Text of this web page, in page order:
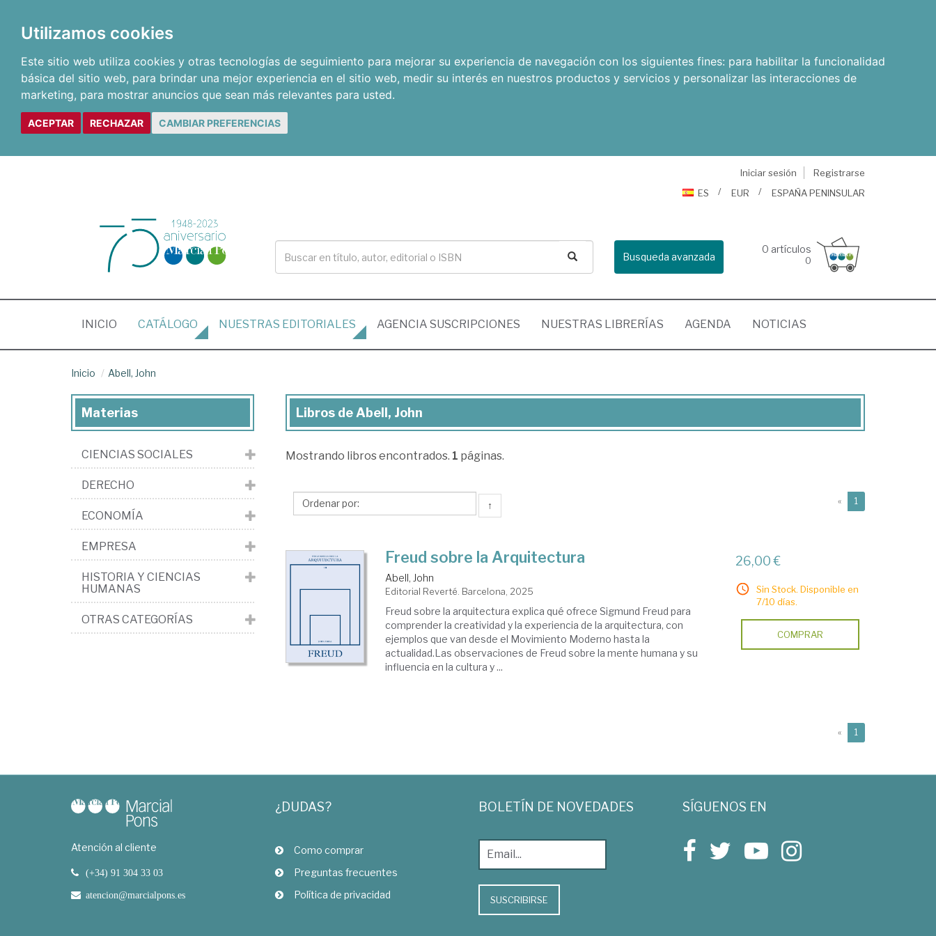
Utilizamos cookies
Este sitio web utiliza cookies y otras tecnologías de seguimiento para mejorar su experiencia de navegación con los siguientes fines: para habilitar la funcionalidad
básica del sitio web, para brindar una mejor experiencia en el sitio web, medir su interés en nuestros productos y servicios y personalizar las interacciones de
marketing, para mostrar anuncios que sean más relevantes para usted.
ACEPTAR RECHAZAR CAMBIAR PREFERENCIAS
Iniciar sesión
Registrarse
ES
EUR ESPAÑA PENINSULAR
Busqueda avanzada
0 artículos
0
INICIO (CURRENT)
CATÁLOGO NUESTRAS EDITORIALES AGENCIA SUSCRIPCIONES NUESTRAS LIBRERÍAS AGENDA NOTICIAS
Inicio Abell, John
Libros
Abell,
Libros de Abell, John
Mostrando libros encontrados. 1 páginas.
↑ « 1
Freud sobre la Arquitectura
Abell, John
Editorial Reverté. Barcelona, 2025
Freud sobre la arquitectura explica qué ofrece Sigmund Freud para
comprender la creatividad y la experiencia de la arquitectura, con
ejemplos que van desde el Movimiento Moderno hasta la
actualidad.Las observaciones de Freud sobre la mente humana y su
influencia en la cultura y ...
26,00 €
Sin Stock. Disponible en
7/10 días.
COMPRAR
« 1
Materias
CIENCIAS SOCIALES
DERECHO
ECONOMÍA
EMPRESA
HISTORIA Y CIENCIAS
HUMANAS
OTRAS CATEGORÍAS
Atención al cliente
(+34) 91 304 33 03
atencion@marcialpons.es
¿DUDAS?
Como comprar
Preguntas frecuentes
Política de privacidad
BOLETÍN DE NOVEDADES
SUSCRIBIRSE
SÍGUENOS EN